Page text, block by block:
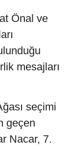
Önal ve
mesajları
seçimi
geçen
Nacar, 7.